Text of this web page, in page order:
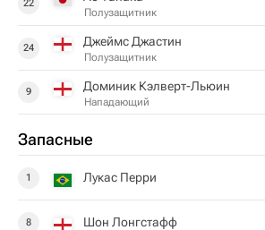
22
Полузащитник
24 Джеймс Джастин
Полузащитник
9 Доминик Кэлверт-Льюин
Нападающий
Запасные
1 Лукас Перри
8 Шон Лонгстафф